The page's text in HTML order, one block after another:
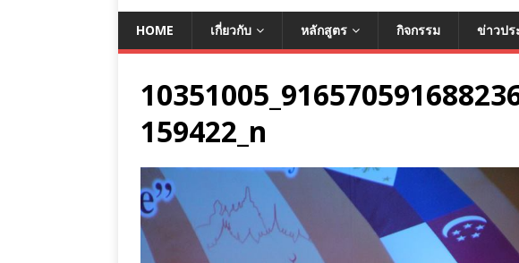
HOME เกี่ยวกับ หลักสูตร กิจกรรม ข่าวป
159422_n